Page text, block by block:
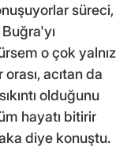
süreci,
o çok yalnız
acıtan da
olduğunu
hayatı bitirir
diye konuştu.